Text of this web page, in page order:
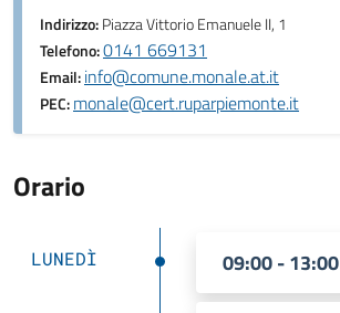
Indirizzo:Piazza Vittorio Emanuele II, 1
Telefono:0141 669131
Email:info@comune.monale.at.it
PEC:monale@cert.ruparpiemonte.it
Orario
LUNEDÌ 09:00 - 13:00